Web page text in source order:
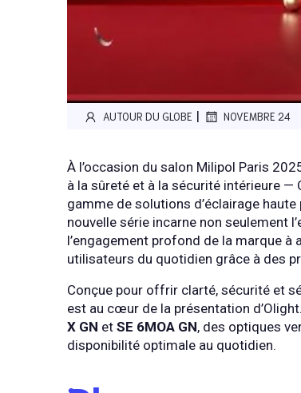
AUTOUR DU GLOBE | NOVEMBRE 24
À l’occasion du salon Milipol Paris
à la sûreté et à la sécurité intérieure —
gamme de solutions d’éclairage
nouvelle série incarne non seulement
l’engagement profond de la marque
utilisateurs du quotidien grâce à des
Conçue pour offrir clarté, sécurité et
est au cœur de la présentation
X GN etSE 6MOA GN, des optiques
disponibilité optimale au quotidien.